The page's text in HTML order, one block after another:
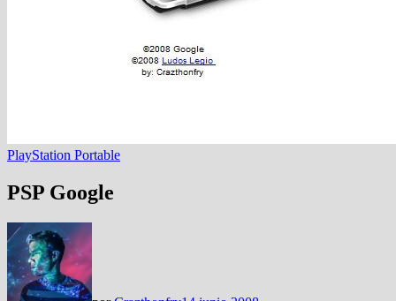
PlayStation Portable
PSP Google